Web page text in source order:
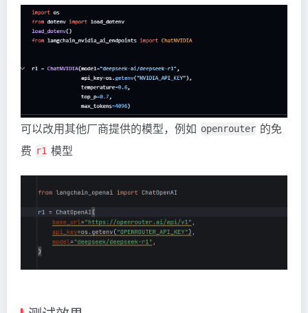
可以改用其他厂商提供的模型，例如 openrouter 的免
费 r1 模型